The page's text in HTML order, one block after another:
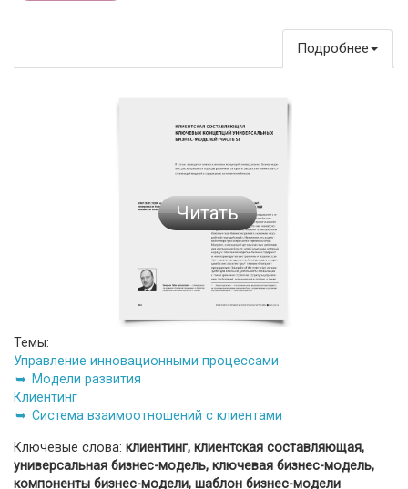
Подробнее
Читать
Темы:
Управление инновационными процессами
Модели развития
Клиентинг
Система взаимоотношений с клиентами
Ключевые слова: клиентинг, клиентская составляющая,
универсальная бизнес-модель, ключевая бизнес-модель,
компоненты бизнес-модели, шаблон бизнес-модели